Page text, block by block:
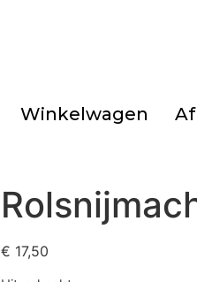
Winkelwagen
€ 17,50